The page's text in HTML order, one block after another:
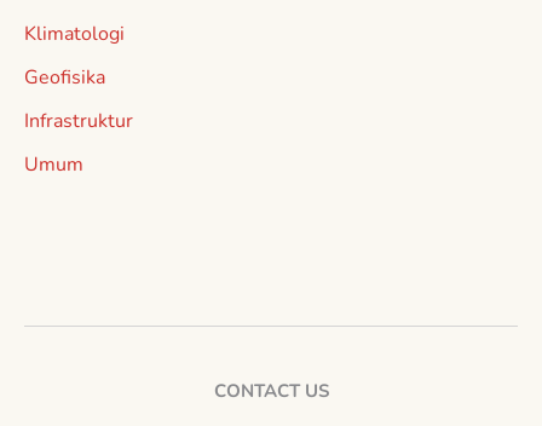
Klimatologi
Geofisika
Infrastruktur
Umum
CONTACT US